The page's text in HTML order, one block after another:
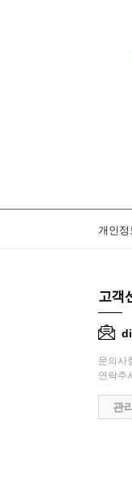
개인정
고객
문의사
연락주
관